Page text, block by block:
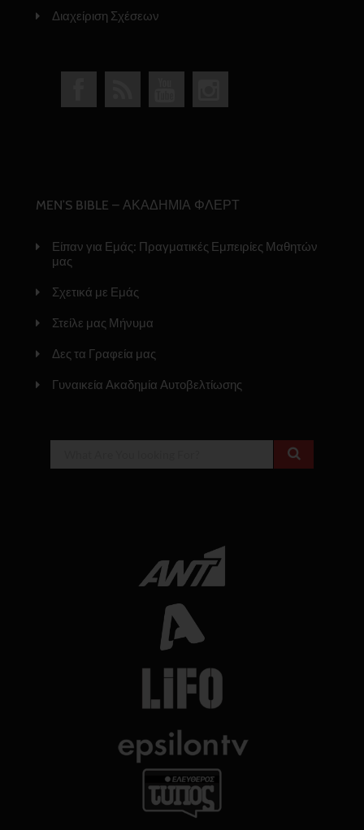
Διαχείριση Σχέσεων
MEN’S BIBLE – ΑΚΑΔΗΜΙΑ ΦΛΕΡΤ
Είπαν για Εμάς: Πραγματικές Εμπειρίες Μαθητών
μας
Σχετικά με Εμάς
Στείλε μας Μήνυμα
Δες τα Γραφεία μας
Γυναικεία Ακαδημία Αυτοβελτίωσης